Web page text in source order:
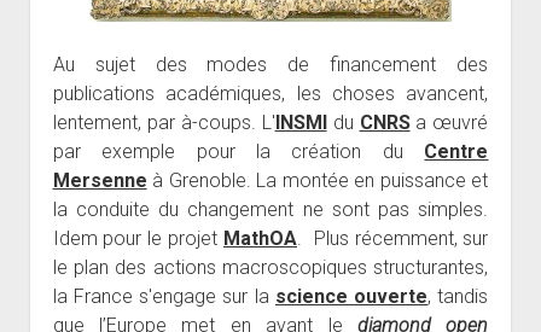
Au sujet des modes de financement des
publications académiques, les choses avancent,
lentement, par à-coups. L'INSMIdu CNRSa œuvré
par exemple pour la création du Centre
Mersenne à Grenoble. La montée en puissance et
la conduite du changement ne sont pas simples.
Idem pour le projet MathOA. Plus récemment, sur
le plan des actions macroscopiques structurantes,
la France s'engage sur la science ouverte, tandis
que l’Europe met en avant lediamond open